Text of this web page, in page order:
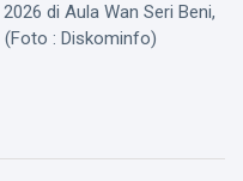
di Aula Wan Seri Beni,
(Foto : Diskominfo)